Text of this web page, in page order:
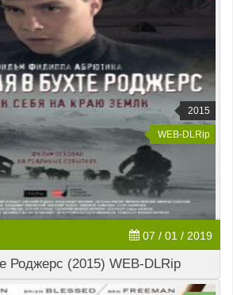
2015
WEB-DLRip
07 / 01 / 2019
Роджерс (2015) WEB-DLRip